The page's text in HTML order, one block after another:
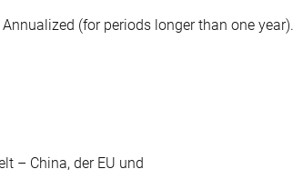
Annualized (for periods longer than one year).
– China, der EU und